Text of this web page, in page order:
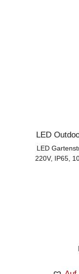
LED
LED
220V, IP65,